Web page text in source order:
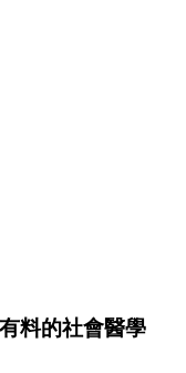
料的社會醫學